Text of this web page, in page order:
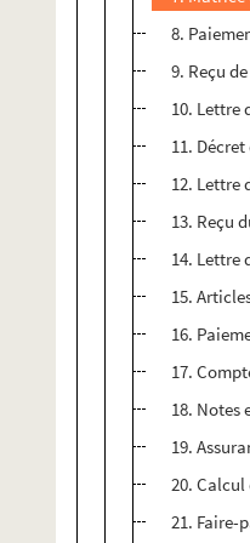
8.
9. Reçu
10. Lettre
11.
12. Lettre
13. Reçu
14. Lettre
15.
16.
17.
18. Notes
19.
20. Calcul
21. Faire-